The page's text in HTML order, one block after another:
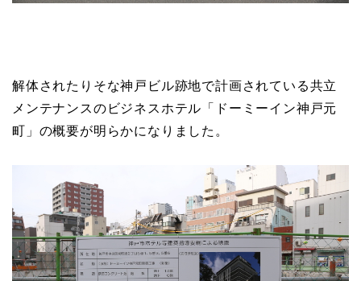
解体されたりそな神戸ビル跡地で計画されている共立
メンテナンスのビジネスホテル「ドーミーイン神戸元
町」の概要が明らかになりました。